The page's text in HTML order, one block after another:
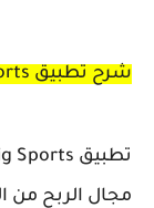
شرح تطبيق Big Sports
مجال الربح من